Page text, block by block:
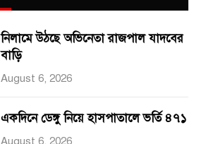
নিলামে উঠছে অভিনেতা রাজপাল যাদবের
বাড়ি
August 6, 2026
একদিনে ডেঙ্গু নিয়ে হাসপাতালে ভর্তি ৪৭১
August 6, 2026